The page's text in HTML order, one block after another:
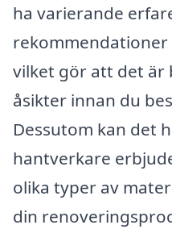
ha varierande
rekommendationer
vilket gör att det är
åsikter innan du
Dessutom kan det
hantverkare
olika typer av
din